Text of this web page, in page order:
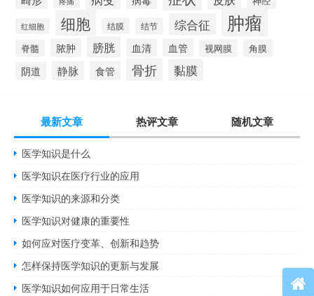
红细胞 细胞 结膜 结节 综合征 肿瘤
脊髓 脓肿 膀胱 血清 血管 视网膜 角膜
阴道 静脉 食管 骨折 黏膜
最新文章 热评文章 随机文章
医学知识是什么
医学知识在医疗行业的应用
医学知识的来源和分类
医学知识对健康的重要性
如何应对医疗变革、创新和趋势
怎样保持医学知识的更新与发展
医学知识如何应用于日常生活